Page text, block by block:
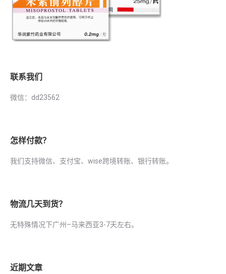
联系我们
微信：dd23562
怎样付款？
我们支持微信、支付宝、wise跨境转账、银行转账。
物流几天到货？
无特殊情况下广州–马来西亚3-7天左右。
近期文章